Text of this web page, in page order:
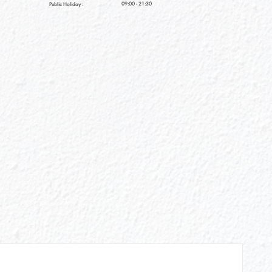
Public Holiday : 09:00 - 21:30